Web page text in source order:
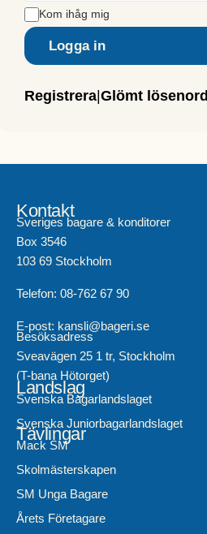
Kom ihåg mig
Logga in
Registrera Glömt lösenord
Kontakt
Sveriges bagare & konditorer
Box 3546
103 69 Stockholm
Telefon: 08-762 67 90
E-post: kansli@bageri.se
Besöksadress
Sveavägen 25 1 tr, Stockholm
(T-bana Hötorget)
Landslag
Svenska Bagarlandslaget
Svenska Juniorbagarlandslaget
Tävlingar
Mack SM
Skolmästerskapen
SM Unga Bagare
Årets Företagare